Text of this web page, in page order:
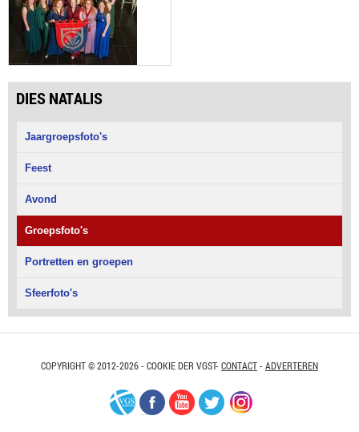
DIES NATALIS
Jaargroepsfoto's
Feest
Avond
Groepsfoto's
Portretten en groepen
Sfeerfoto's
COPYRIGHT © 2012-2026 - COOKIE DER VGST- CONTACT- ADVERTEREN